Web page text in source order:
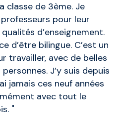
classe de 3ème. Je
pour leur
d’enseignement.
d’être bilingue. C’est un
travailler, avec de belles
J’y suis depuis
jamais ces neuf années
avec tout le
"